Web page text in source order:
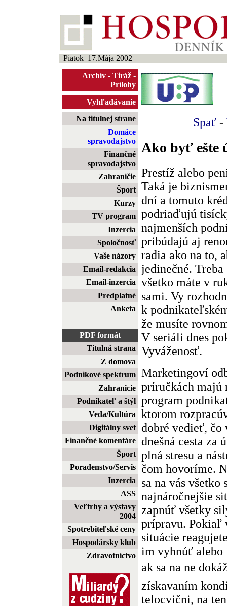
Piatok 17.Mája 2002
Archív - Tiráž -
Prílohy
Vyhľadávanie
Na titulnej strane
Domáce
spravodajstvo
Finančné
spravodajstvo
Zahraničie
Šport
Kurzy
TV program
Inzercia
Spoločnosť
Vaše názory
Email-redakcia
Email-inzercia
Predplatné
Anketa
PDF formát
Titulná strana
Z domova
Podnikové spektrum
Zahranicie
Podnikateľ a štýl
Veda/Kultúra
Digitálny svet
Finančné komentáre
Šport
Poradenstvo/Servis
Inzercia
ASS
Veľtrhy a výstavy
2004
Spotrebiteľské ceny
Hospodársky klub
Zdravotníctvo
Spať -
Ako byť ešte
Prestíž alebo
Taká je
dní a tomuto
podriaďujú
najmenších
pribúdajú aj
radia ako na to,
jedinečné.
všetko máte v
sami. Vy
k
že musíte
V seriáli dnes
Vyváženosť.
Marketingoví
príručkách majú
program
ktorom
dobré vedieť, čo
dnešná cesta za
plná stresu a
čom hovoríme.
sa na vás
najnáročnejšie
zapnúť všetky
prípravu. Pokiaľ
situácie
im vyhnúť
ak sa na ne
získavaním
telocvični, na